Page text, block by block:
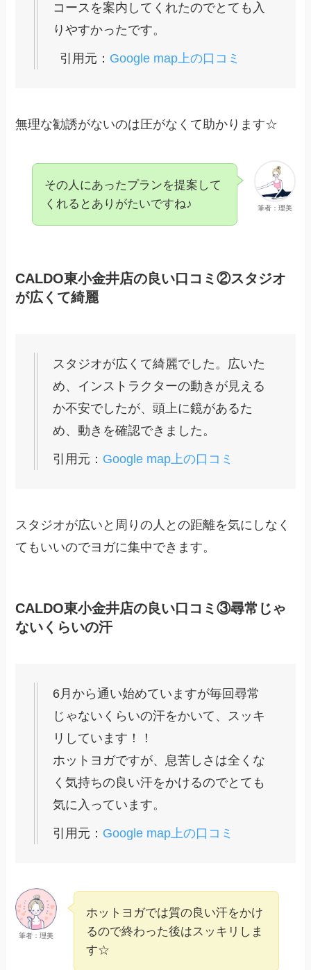
コースを案内してくれたのでとても入
りやすかったです。
引用元： Google map上の口コミ
無理な勧誘がないのは圧がなくて助かります☆
筆者：理美
その人にあったプランを提案して
くれるとありがたいですね♪
CALDO東小金井店の良い口コミ②スタジオ
が広くて綺麗
スタジオが広くて綺麗でした。広いた
め、インストラクターの動きが見える
か不安でしたが、頭上に鏡があるた
め、動きを確認できました。
引用元： Google map上の口コミ
スタジオが広いと周りの人との距離を気にしなく
てもいいのでヨガに集中できます。
CALDO東小金井店の良い口コミ③尋常じゃ
ないくらいの汗
6月から通い始めていますが毎回尋常
じゃないくらいの汗をかいて、スッキ
リしています！！
ホットヨガですが、息苦しさは全くな
く気持ちの良い汗をかけるのでとても
気に入っています。
引用元： Google map上の口コミ
筆者：理美
ホットヨガでは質の良い汗をかけ
るので終わった後はスッキリしま
す☆